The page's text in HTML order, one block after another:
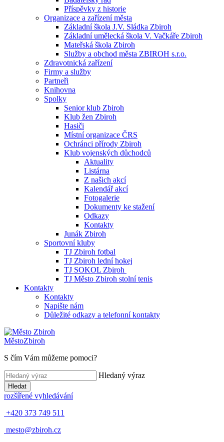
Příspěvky z historie
Organizace a zařízení města
Základní škola J.V. Sládka Zbiroh
Základní umělecká škola V. Vačkáře Zbiroh
Mateřská škola Zbiroh
Služby a obchod města ZBIROH s.r.o.
Zdravotnická zařízení
Firmy a služby
Partneři
Knihovna
Spolky
Senior klub Zbiroh
Klub žen Zbiroh
Hasiči
Místní organizace ČRS
Ochránci přírody Zbiroh
Klub vojenských důchodců
Aktuality
Listárna
Z našich akcí
Kalendář akcí
Fotogalerie
Dokumenty ke stažení
Odkazy
Kontakty
Junák Zbiroh
Sportovní kluby
TJ Zbiroh fotbal
TJ Zbiroh lední hokej
TJ SOKOL Zbiroh
TJ Město Zbiroh stolní tenis
Kontakty
Kontakty
Napište nám
Důležité odkazy a telefonní kontakty
MěstoZbiroh
S čím Vám můžeme pomoci?
Hledaný výraz
Hledat
rozšířené vyhledávání
+420 373 749 511
mesto@zbiroh.cz